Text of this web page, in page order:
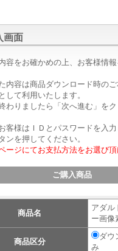
画面
容をお確かめの上、お客様情
内容は商品ダウンロード時の
して利用いたします。
わりましたら「次へ進む」を
客様はＩＤとパスワードを入
ンを押してください。
ージにてお支払方法をお選び頂
ご購入商品
商品名
アダル
ー画像
商品区分
ダウ
み